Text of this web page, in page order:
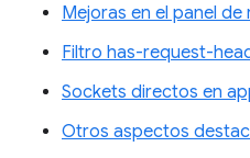
Mejoras en el panel de
Filtro has-request-
Sockets directos en
Otros aspectos